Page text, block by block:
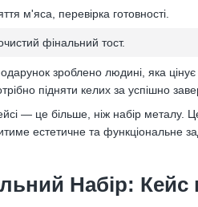
м'яса, перевірка готовності.
фінальний тост.
зроблено людині, яка цінує
підняти келих за успішно
— це більше, ніж набір металу.
естетичне та функціональне
Набір: